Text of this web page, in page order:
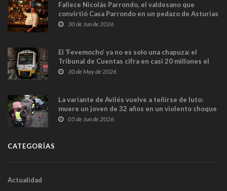
Fallece Nicolás Parrondo, el valdesano que
convirtió Casa Parrondo en un pedazo de Asturias
en Madrid
30 de Jun de 2026
El ‘Fevemocho’ ya no es solo una chapuza: el
Tribunal de Cuentas cifra en casi 20 millones el
sobrecoste de los trenes que no cabían por los
30 de May de 2026
La variante de Avilés vuelve a teñirse de luto:
muere un joven de 32 años en un violento choque
frontal
05 de Jun de 2026
CATEGORÍAS
Actualidad